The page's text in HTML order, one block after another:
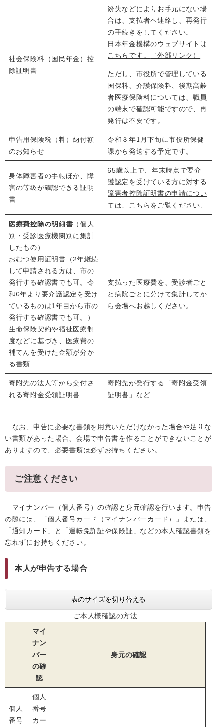
社会保険料（国民年金）控
除証明書
紛失などによりお手元にない場
合は、支払者へ連絡し、再発行
の手続きをしてください。
日本年金機構のウェブサイトは
こちらです。
（外部リンク）
ただし、市役所で管理している
国保料、介護保険料、後期高齢
者医療保険料については、職員
の端末で確認可能ですので、再
発行は不要です。
申告用保険税（料）納付額
のお知らせ
令和８年1月下旬に市役所保健
課から発送する予定です。
身体障害者の手帳ほか、障
害の等級が確認できる証明
書
65歳以上で、年末時点で要介
護認定を受けている方に対する
障害者控除証明書の申請につい
ては、こちらをご覧ください。
医療費控除の明細書 （個人
別・受診医療機関別に集計
したもの）
おむつ使用証明書（2年継続
して申請される方は、市の
発行する確認書でも可。令
和6年より要介護認定を受け
ているものは1年目から市の
発行する確認書でも可。）
生命保険契約や福祉医療制
度などに基づき、医療費の
補てんを受けた金額が分か
る書類
支払った医療費を、受診者ごと
と病院ごとに分けて集計してか
ら会場へお越しください。
寄附先の法人等から交付さ
れる寄附金受領証明書
寄附先が発行する「寄附金受領
証明書」など
なお、申告に必要な書類を用意いただけなかった場合や足りな
い書類があった場合、会場で申告書を作ることができないことが
ありますので、必要書類は必ずお持ちください。
ご注意ください
マイナンバー（個人番号）の確認と身元確認を行います。申告
の際には、「個人番号カード（マイナンバーカード）」または、
「通知カード」と「運転免許証や保険証」などの本人確認書類を
忘れずにお持ちください。
本人が申告する場合
表のサイズを切り替える
マイ
ナン
バー
の確
認
身元の確認
ご本人様確認の方法
個人
番号
個人
番号
カー